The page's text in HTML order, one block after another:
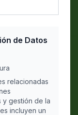
de Datos
relacionadas
y gestión de la
incluyen un